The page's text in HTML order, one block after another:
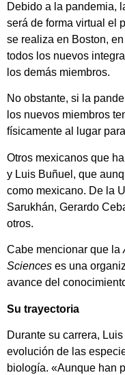
Debido a la pandemia,
será de forma virtual el
se realiza en Boston,
todos los nuevos
los demás miembros.
No obstante, si la
los nuevos miembros
físicamente al lugar
Otros mexicanos que
y Luis Buñuel, que
como mexicano. De la
Sarukhán, Gerardo
otros.
Cabe mencionar que la
Sciences es una
avance del
Su trayectoria
Durante su carrera,
evolución de las
biología. «Aunque han